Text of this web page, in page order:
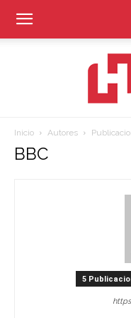
Inicio Autores
BBC
5